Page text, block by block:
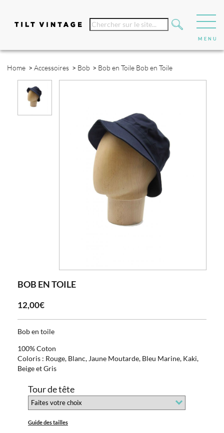
Home > Accessoires > Bob > Bob en Toile Bob en Toile
BOB EN TOILE
12,00€
Bob en toile
100% Coton
Coloris : Rouge, Blanc, Jaune Moutarde, Bleu Marine, Kaki,
Beige et Gris
Tour de tête
Guide des tailles